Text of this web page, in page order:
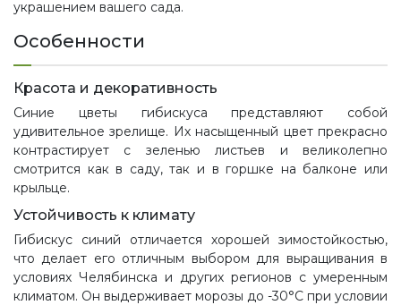
украшением вашего сада.
Особенности
Красота и декоративность
Синие цветы гибискуса представляют собой
удивительное зрелище. Их насыщенный цвет прекрасно
контрастирует с зеленью листьев и великолепно
смотрится как в саду, так и в горшке на балконе или
крыльце.
Устойчивость к климату
Гибискус синий отличается хорошей зимостойкостью,
что делает его отличным выбором для выращивания в
условиях Челябинска и других регионов с умеренным
климатом. Он выдерживает морозы до -30°С при условии